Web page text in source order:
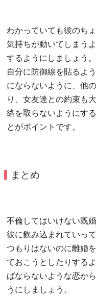
わかっていても彼のち
気持ちが動いてしまう
するようにしましょう
自分に防御線を貼るよ
にならないように、他
り、女友達との約束も
絡を取らないようにす
とがポイントです。
まとめ
不倫してはいけない既
彼に飲み込まれていっ
つもりはないのに離婚
ておこうとしたりする
ばならないような恋か
うにしましょう。